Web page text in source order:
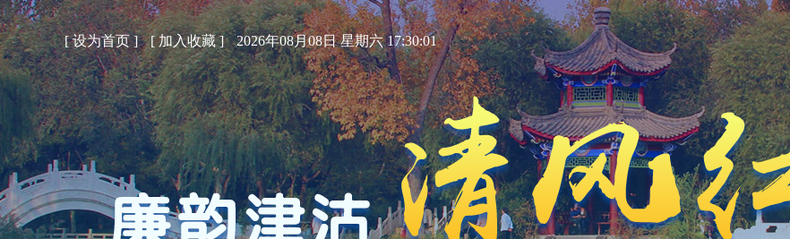
[设为首页] [加入收藏] 2026年08月08日 星期六 17:30:02